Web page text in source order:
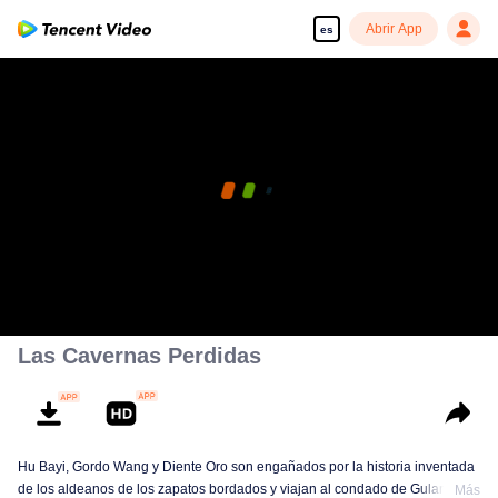
es Abrir App
Las Cavernas Perdidas
Hu Bayi, Gordo Wang y Diente Oro son engañados por la historia inventada
de los aldeanos de los zapatos bordados y viajan al condado de Gulan enMás